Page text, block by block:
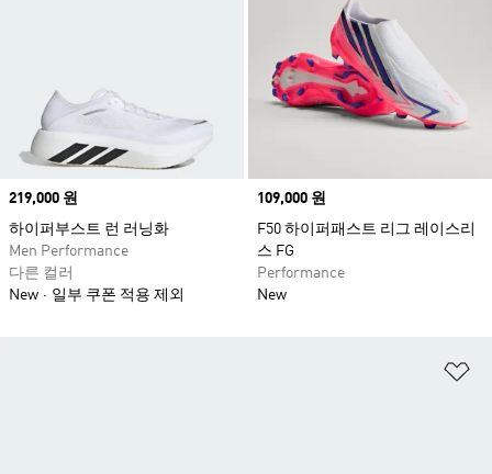
Price
219,000 원
하이퍼부스트 런 러닝화
Men Performance
다른 컬러
New
일부 쿠폰 적용 제외
Price
109,000 원
F50 하이퍼패스트 리그 레이스리
스 FG
Performance
New